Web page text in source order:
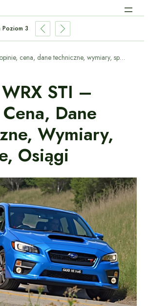
Poziom 3: Co Może, A Czego Nie?
Subaru WRX STI – opinie, cena, dane techniczne, wymiary, spalanie, osiągi
STI –
Dane
Wymiary,
Osiągi